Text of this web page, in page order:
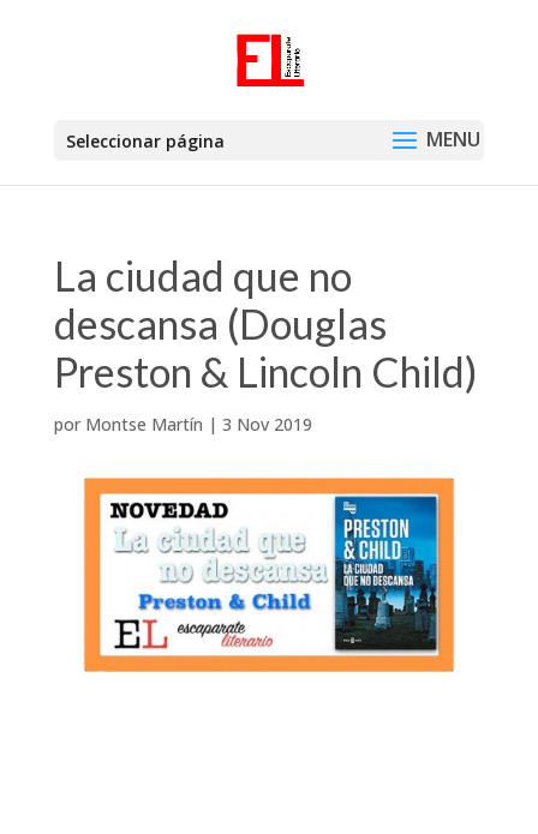
Seleccionar página
La ciudad que no
descansa (Douglas
Preston & Lincoln Child)
por Montse Martín | 3 Nov 2019